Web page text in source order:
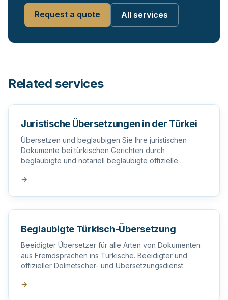
Request a quote All services
Related services
Juristische Übersetzungen in der Türkei
Übersetzen und beglaubigen Sie Ihre juristischen
Dokumente bei türkischen Gerichten durch
beglaubigte und notariell beglaubigte offizielle
→
Beglaubigte Türkisch-Übersetzung
Beeidigter Übersetzer für alle Arten von Dokumenten
aus Fremdsprachen ins Türkische. Beeidigter und
offizieller Dolmetscher- und Übersetzungsdienst.
→